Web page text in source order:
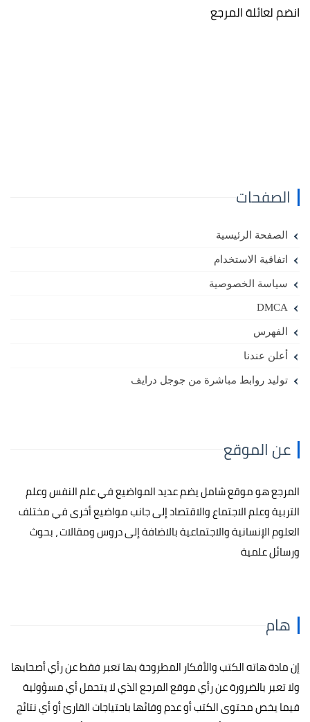
انضم لعائلة المرجع
الصفحات
الصفحة الرئيسية
اتفاقية الاستخدام
سياسة الخصوصية
DMCA
الفهرس
أعلن عندنا
توليد روابط مباشرة من جوجل درايف
عن الموقع
المرجع هو موقع شامل يضم عديد المواضيع في علم النفس وعلم
التربية وعلم الاجتماع والاقتصاد إلى جانب مواضيع أخرى في مختلف
العلوم الإنسانية والاجتماعية بالاضافة إلى دروس ومقالات ، بحوث
ورسائل علمية
هام
إن مادة هاته الكتب والأفكار المطروحة بها تعبر فقط عن رأي أصحابها
ولا تعبر بالضرورة عن رأي موقع المرجع الذي لا يتحمل أي مسؤولية
فيما يخص محتوى الكتب أو عدم وفائها باحتياجات القارئ أو أي نتائج